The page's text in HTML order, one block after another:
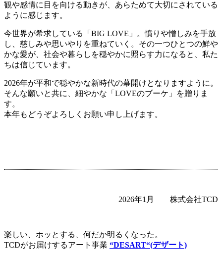
観や感情に目を向ける動きが、あらためて大切にされている
ように感じます。
今世界が希求している「BIG LOVE」。憤りや憎しみを手放
し、慈しみや思いやりを重ねていく。その一つひとつの鮮や
かな愛が、社会や暮らしを穏やかに照らす力になると、私た
ちは信じています。
2026年が平和で穏やかな新時代の幕開けとなりますように。
そんな願いと共に、細やかな「LOVEのブーケ」を贈りま
す。
本年もどうぞよろしくお願い申し上げます。
2026年1月 株式会社TCD
楽しい、ホッとする、何だか明るくなった。
TCDがお届けするアート事業 “DESART“(デザート)